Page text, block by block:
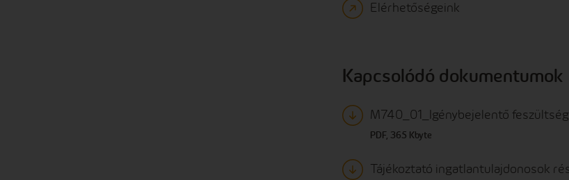
Elérhetőségeink
Kapcsolódó dokumentumok
M740_01_Igénybejelentő
PDF, 365 Kbyte
Tájékoztató ingatlantulajdonosok